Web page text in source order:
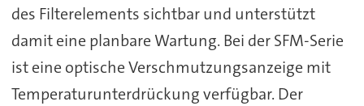
des Filterelements sichtbar und unterstützt
damit eine planbare Wartung. Bei der SFM-Serie
ist eine optische Verschmutzungsanzeige mit
Temperaturunterdrückung verfügbar. Der